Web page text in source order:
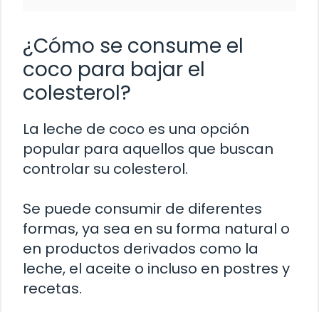
¿Cómo se consume el
coco para bajar el
colesterol?
La leche de coco es una opción
popular para aquellos que buscan
controlar su colesterol.
Se puede consumir de diferentes
formas, ya sea en su forma natural o
en productos derivados como la
leche, el aceite o incluso en postres y
recetas.